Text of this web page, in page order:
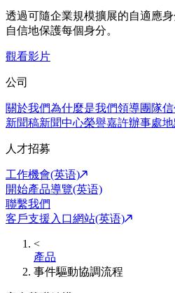
透過可隨企業規模擴展的自適應
自信地保護每個身分。
觀看影片
公司
關於我們為什麼是我們領導團隊
新聞稿新聞中心榮譽嘉許辦事處
人才招募
工作機會(英语)
開始產品導覽(英语)
聯繫我們
客戶支援入口網站(英语)
<
產品
事件驅動協調流程